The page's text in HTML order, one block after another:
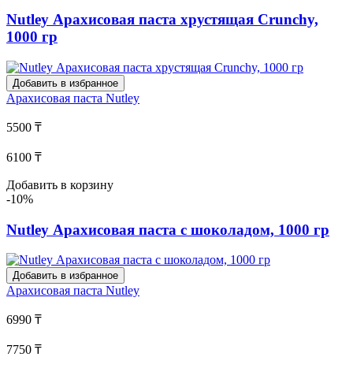
Nutley Арахисовая паста хрустящая Crunchy,
1000 гр
Добавить в избранное
Арахисовая паста Nutley
5500 ₸
6100 ₸
Добавить в корзину
-10%
Nutley Арахисовая паста с шоколадом, 1000 гр
Добавить в избранное
Арахисовая паста Nutley
6990 ₸
7750 ₸